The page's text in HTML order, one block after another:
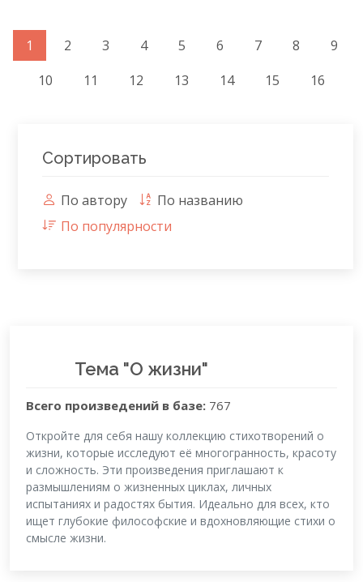
1 2 3 4 5 6 7 8
9
10
11 12 13 14 15 16
Сортировать
По автору
По названию
По популярности
Тема "О жизни"
Всего произведений в базе: 767
Откройте для себя нашу коллекцию стихотворений о
жизни, которые исследуют её многогранность, красоту
и сложность. Эти произведения приглашают к
размышлениям о жизненных циклах, личных
испытаниях и радостях бытия. Идеально для всех, кто
ищет глубокие философские и вдохновляющие стихи о
смысле жизни.